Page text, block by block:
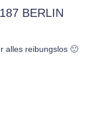
BERLIN P
alles reibungslos 🙂